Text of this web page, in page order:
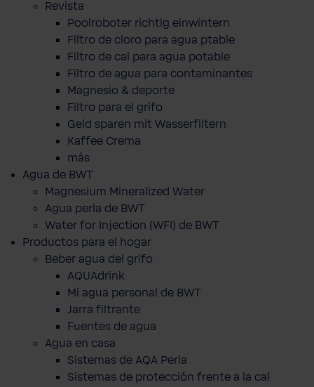
Revista
Poolroboter richtig einwintern
Filtro de cloro para agua ptable
Filtro de cal para agua potable
Filtro de agua para contaminantes
Magnesio & deporte
Filtro para el grifo
Geld sparen mit Wasserfiltern
Kaffee Crema
más
Agua de BWT
Magnesium Mineralized Water
Agua perla de BWT
Water for Injection (WFI) de BWT
Productos para el hogar
Beber agua del grifo
AQUAdrink
Mi agua personal de BWT
Jarra filtrante
Fuentes de agua
Agua en casa
Sistemas de AQA Perla
Sistemas de protección frente a la cal